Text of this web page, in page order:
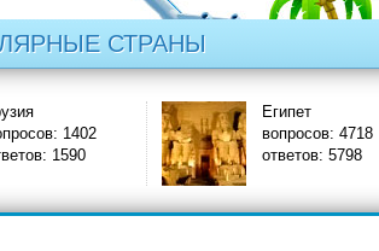
СТРАНЫ
1402
1590
Египет
вопросов: 4718
ответов: 5798